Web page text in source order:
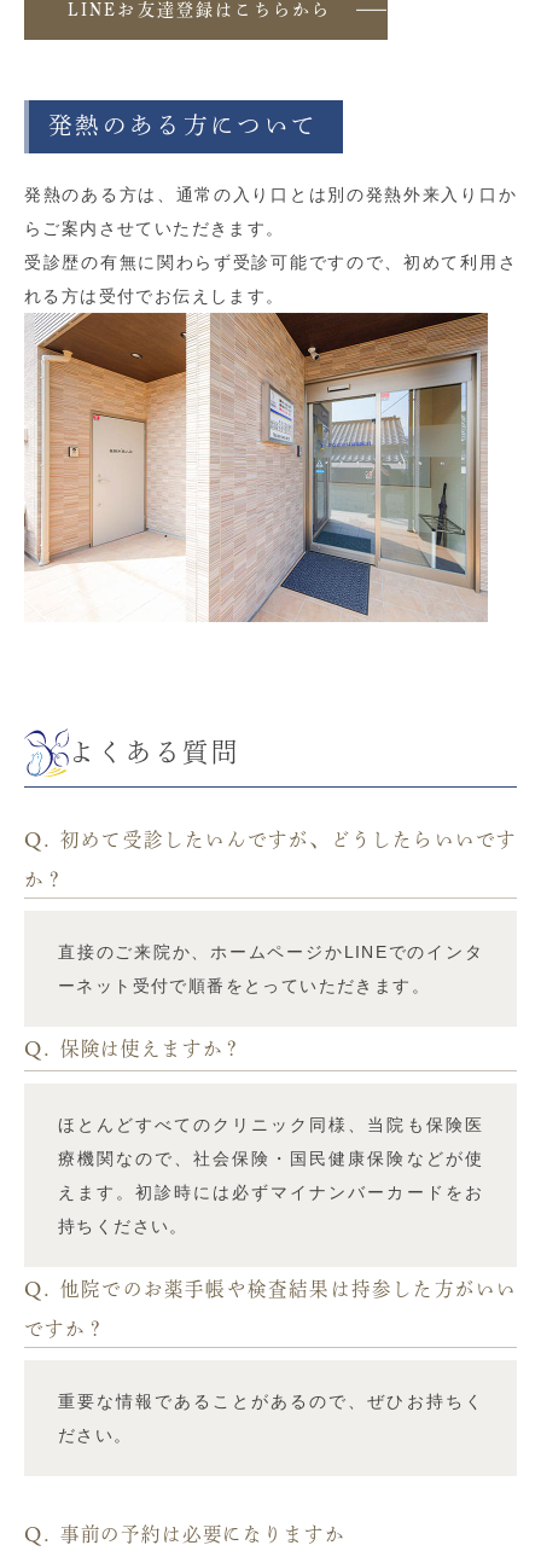
LINEお友達登録はこちらから
発熱のある方について
発熱のある方は、通常の入り口とは別の発熱外来入り口か
らご案内させていただきます。
受診歴の有無に関わらず受診可能ですので、初めて利用さ
れる方は受付でお伝えします。
よくある質問
Q. 初めて受診したいんですが、どうしたらいいです
か？
直接のご来院か、ホームページかLINEでのインタ
ーネット受付で順番をとっていただきます。
Q. 保険は使えますか？
ほとんどすべてのクリニック同様、当院も保険医
療機関なので、社会保険・国民健康保険などが使
えます。初診時には必ずマイナンバーカードをお
持ちください。
Q. 他院でのお薬手帳や検査結果は持参した方がいい
ですか？
重要な情報であることがあるので、ぜひお持ちく
ださい。
Q. 事前の予約は必要になりますか